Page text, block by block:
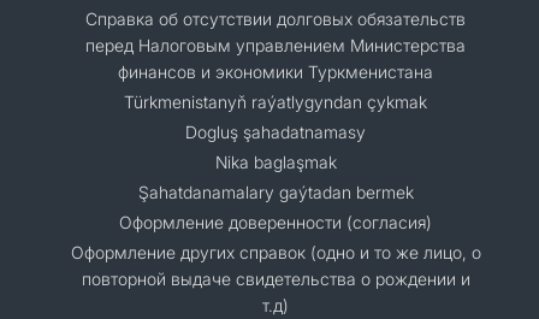
Справка об отсутствии долговых обязательств
перед Налоговым управлением Министерства
финансов и экономики Туркменистана
Türkmenistanyň raýatlygyndan çykmak
Dogluş şahadatnamasy
Nika baglaşmak
Şahatdanamalary gaýtadan bermek
Оформление доверенности (согласия)
Оформление других справок (одно и то же лицо, о
повторной выдаче свидетельства о рождении и
т.д)